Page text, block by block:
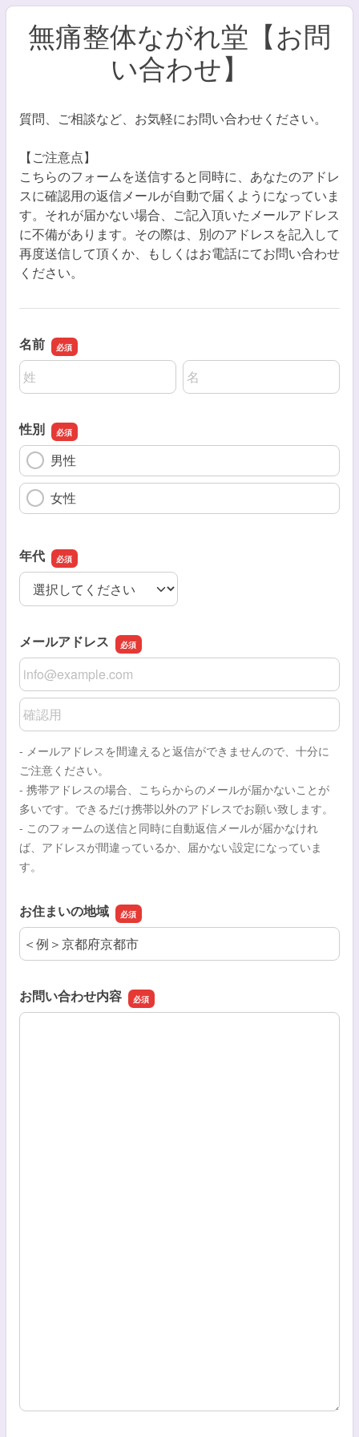
無痛整体ながれ堂【お問
い合わせ】
質問、ご相談など、お気軽にお問い合わせください。
【ご注意点】
こちらのフォームを送信すると同時に、あなたのアドレ
スに確認用の返信メールが自動で届くようになっていま
す。それが届かない場合、ご記入頂いたメールアドレス
に不備があります。その際は、別のアドレスを記入して
再度送信して頂くか、もしくはお電話にてお問い合わせ
ください。
名前
名前の姓
名前の名
性別
男性
女性
年代
年代
メールアドレス
メールアドレス
メールアドレスの確認用
- メールアドレスを間違えると返信ができませんので、十分に
ご注意ください。
- 携帯アドレスの場合、こちらからのメールが届かないことが
多いです。できるだけ携帯以外のアドレスでお願い致します。
- このフォームの送信と同時に自動返信メールが届かなけれ
ば、アドレスが間違っているか、届かない設定になっていま
す。
お住まいの地域
お住まいの地域
お問い合わせ内容
お問い合わせ内容